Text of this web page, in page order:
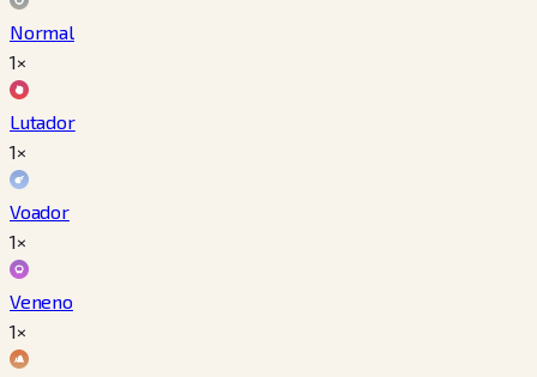
Normal
1×
Lutador
1×
Voador
1×
Veneno
1×